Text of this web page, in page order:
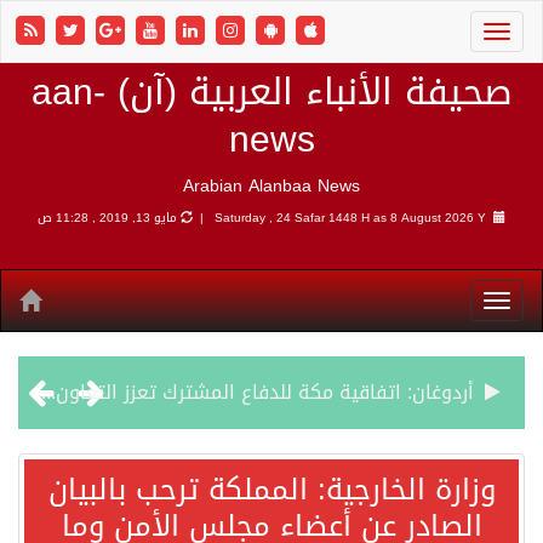
صحيفة الأنباء العربية (آن) aan-
news
Arabian Alanbaa News
Saturday , 24 Safar 1448 H as8 August 2026 Y | مايو 13, 2019 , 11:28 ص
أردوغان: اتفاقية مكة للدفاع المشترك تعزز التعاون الأمني ولا تستهدف أي دولة
سمو وزير الخارجية : اتفاقية مكة تعكس الإرادة السياسية لحماية أمن المنطقة
وزارة الخارجية: المملكة ترحب بالبيان
الصادر عن أعضاء مجلس الأمن وما